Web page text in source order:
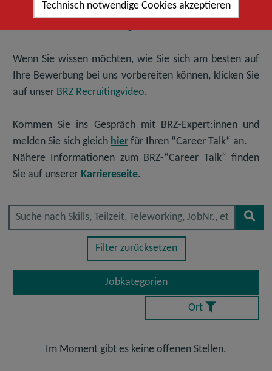
Moment keine passende Stelle finden, so freuen wir uns
Wenn Sie wissen möchten, wie Sie sich am besten auf
Ihre Bewerbung bei uns vorbereiten können, klicken Sie
auf unser BRZ Recruitingvideo.
Kommen Sie ins Gespräch mit BRZ-Expert:innen und
melden Sie sich gleich hier für Ihren “Career Talk“ an.
Nähere Informationen zum BRZ-“Career Talk“ finden
Sie auf unserer Karriereseite.
Suche nach Skills, Teilzeit,
Filter zurücksetzen
Jobkategorien
Ort
Im Moment gibt es keine offenen Stellen.
Technisch notwendige Cookies akzeptieren